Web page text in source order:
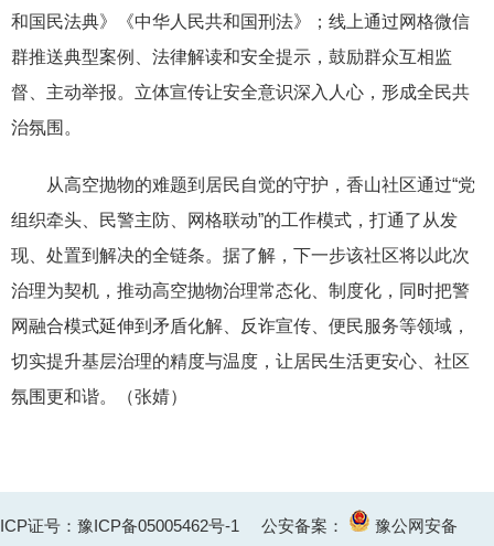
和国民法典》《中华人民共和国刑法》；线上通过网格微信
群推送典型案例、法律解读和安全提示，鼓励群众互相监
督、主动举报。立体宣传让安全意识深入人心，形成全民共
治氛围。
从高空抛物的难题到居民自觉的守护，香山社区通过“党
组织牵头、民警主防、网格联动”的工作模式，打通了从发
现、处置到解决的全链条。据了解，下一步该社区将以此次
治理为契机，推动高空抛物治理常态化、制度化，同时把警
网融合模式延伸到矛盾化解、反诈宣传、便民服务等领域，
切实提升基层治理的精度与温度，让居民生活更安心、社区
氛围更和谐。（张婧）
ICP证号：豫ICP备05005462号-1 公安备案： 豫公网安备